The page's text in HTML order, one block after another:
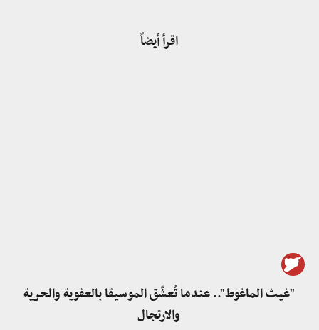
اقرأ أيضاً
"غيث الماغوط".. عندما تُعشّق الموسيقا بالعفوية والحرية
والارتجال